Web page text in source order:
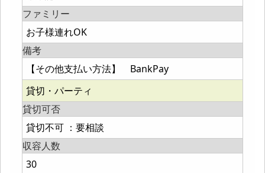
ファミリー
お子様連れOK
備考
【その他支払い方法】 BankPay
貸切・パーティ
貸切可否
貸切不可 ：要相談
収容人数
30